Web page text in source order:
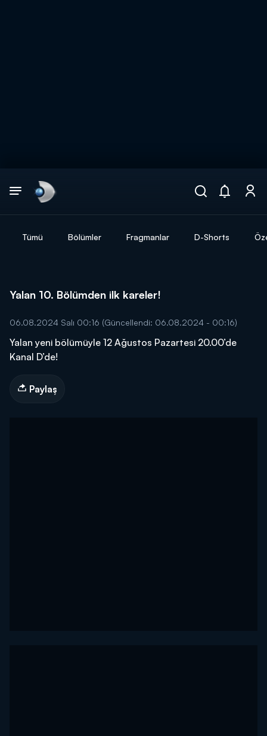
Tümü Bölümler Fragmanlar D-Shorts
Yalan 10. Bölümden ilk kareler!
06.08.2024 Salı 00:16 (Güncellendi: 06.08.2024 - 00:16)
Yalan yeni bölümüyle 12 Ağustos Pazartesi 20.00’de
Kanal D’de!
Paylaş